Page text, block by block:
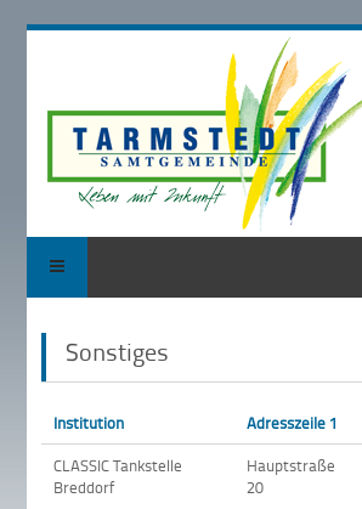
Sonstiges
Institution Adresszeile 1
CLASSIC Tankstelle
Breddorf
Hauptstraße
20